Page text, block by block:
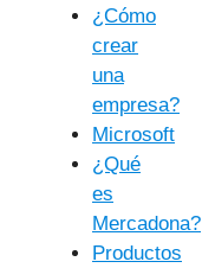
¿Cómo
crear
una
empresa?
Microsoft
¿Qué
es
Mercadona?
Productos